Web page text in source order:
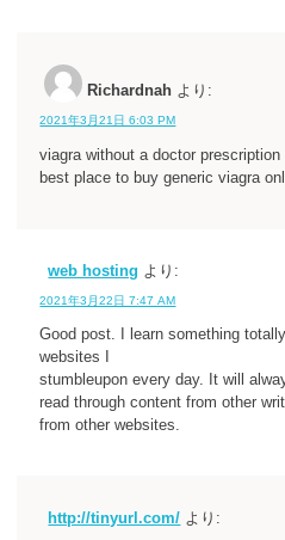
Richardnah より:
2021年3月21日 6:03 PM
viagra without a doctor prescription
best place to buy generic viagra
web hosting より:
2021年3月22日 7:47 AM
Good post. I learn something
websites I
stumbleupon every day. It will
read through content from other
from other websites.
http://tinyurl.com/ より: